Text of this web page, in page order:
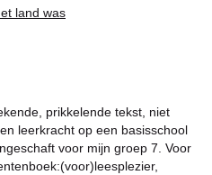
land was
prikkelende tekst, niet
leerkracht op een basisschool
voor mijn groep 7. Voor